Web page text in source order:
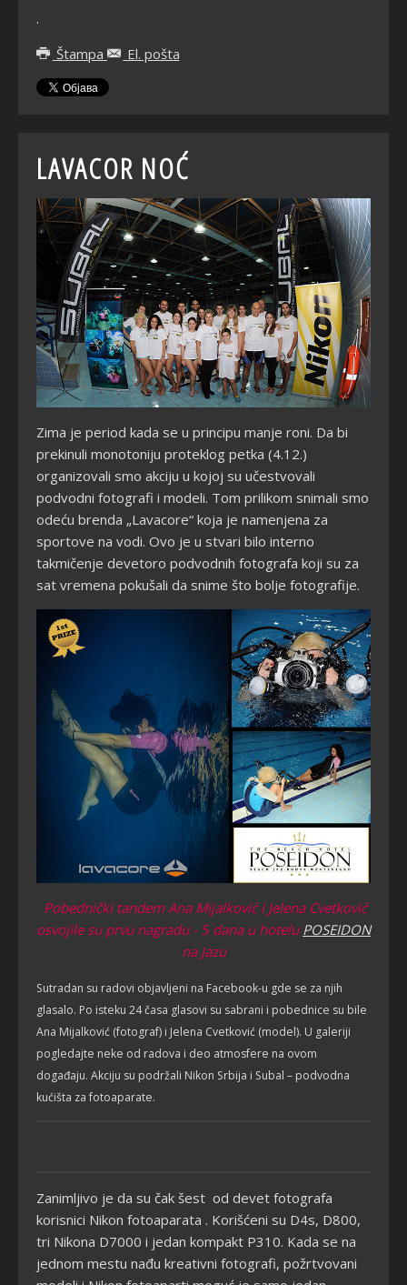
.
Štampa
El. pošta
LAVACOR NOĆ
Zima je period kada se u principu manje roni. Da bi
prekinuli monotoniju proteklog petka (4.12.)
organizovali smo akciju u kojoj su učestvovali
podvodni fotografi i modeli. Tom prilikom snimali smo
odeću brenda „Lavacore“ koja je namenjena za
sportove na vodi. Ovo je u stvari bilo interno
takmičenje devetoro podvodnih fotografa koji su za
sat vremena pokušali da snime što bolje fotografije.
Pobednički tandem Ana Mijalković i Jelena Cvetković
osvojile su prvu nagradu - 5 dana u hotelu POSEIDON
na Jazu
Sutradan su radovi objavljeni na Facebook-u gde se za njih
glasalo. Po isteku 24 časa glasovi su sabrani i pobednice su bile
Ana Mijalković (fotograf) i Jelena Cvetković (model). U galeriji
pogledajte neke od radova i deo atmosfere na ovom
događaju. Akciju su podržali Nikon Srbija i Subal – podvodna
kućišta za fotoaparate.
Zanimljivo je da su čak šest od devet fotografa
korisnici Nikon fotoaparata . Korišćeni su D4s, D800,
tri Nikona D7000 i jedan kompakt P310. Kada se na
jednom mestu nađu kreativni fotografi, požrtvovani